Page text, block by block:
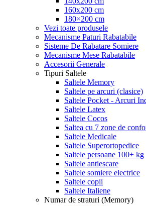
160x200 cm
180×200 cm
Vezi toate produsele
Mecanisme Paturi Rabatabile
Sisteme De Rabatare Somiere
Mecanisme Mese Rabatabile
Accesorii Generale
Tipuri Saltele
Saltele Memory
Saltele pe arcuri (clasice)
Saltele Pocket - Arcuri
Saltele Latex
Saltele Cocos
Saltea cu 7 zone de
Saltele Medicale
Saltele Superortopedice
Saltele persoane 100+ kg
Saltele antiescare
Saltele somiere electrice
Saltele copii
Saltele Italiene
Numar de straturi (Memory)